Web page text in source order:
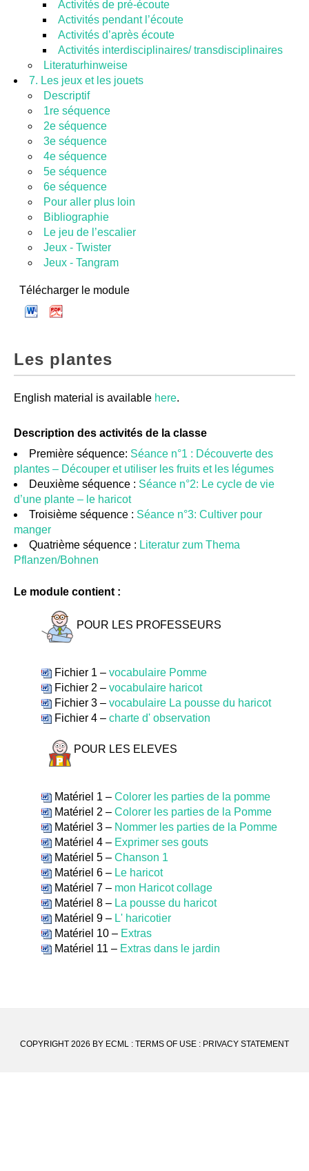
Activités de pré-écoute
Activités pendant l’écoute
Activités d’après écoute
Activités interdisciplinaires/ transdisciplinaires
Literaturhinweise
7. Les jeux et les jouets
Descriptif
1re séquence
2e séquence
3e séquence
4e séquence
5e séquence
6e séquence
Pour aller plus loin
Bibliographie
Le jeu de l’escalier
Jeux - Twister
Jeux - Tangram
Télécharger le module
Les plantes
English material is available here.
Description des activités de la classe
Première séquence: Séance n°1 : Découverte des
plantes – Découper et utiliser les fruits et les légumes
Deuxième séquence : Séance n°2: Le cycle de vie
d’une plante – le haricot
Troisième séquence : Séance n°3: Cultiver pour
manger
Quatrième séquence : Literatur zum Thema
Pflanzen/Bohnen
Le module contient :
POUR LES PROFESSEURS
Fichier 1 – vocabulaire Pomme
Fichier 2 – vocabulaire haricot
Fichier 3 – vocabulaire La pousse du haricot
Fichier 4 – charte d' observation
POUR LES ELEVES
Matériel 1 – Colorer les parties de la pomme
Matériel 2 – Colorer les parties de la Pomme
Matériel 3 – Nommer les parties de la Pomme
Matériel 4 – Exprimer ses gouts
Matériel 5 – Chanson 1
Matériel 6 – Le haricot
Matériel 7 – mon Haricot collage
Matériel 8 – La pousse du haricot
Matériel 9 – L' haricotier
Matériel 10 – Extras
Matériel 11 – Extras dans le jardin
COPYRIGHT 2026 BY ECML : TERMS OF USE : PRIVACY STATEMENT